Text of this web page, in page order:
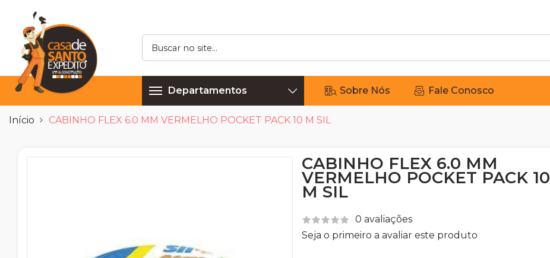
Departamentos Sobre Nós Fale Conosco
Início CABINHO FLEX 6.0 MM VERMELHO POCKET PACK 10 M SIL
CABINHO FLEX 6.0 MM
VERMELHO POCKET PACK 10
M SIL
0 avaliações
Seja o primeiro a avaliar este produto